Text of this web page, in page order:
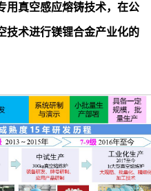
用真空感应熔铸技术，在公
技术进行镁锂合金产业化的